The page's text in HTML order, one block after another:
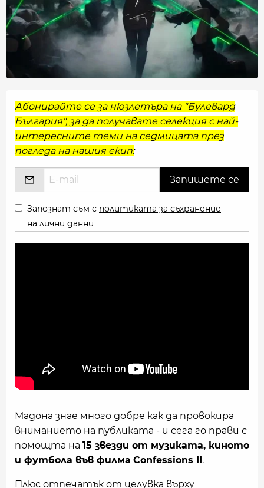
Абонирайте се за нюзлетъра на "Булевард
България", за да получавате селекция с най-
интересните теми на седмицата през
погледа на нашия екип:
Запознат съм с политиката за съхранение
на лични данни
Мадона знае много добре как да провокира
вниманието на публиката - и сега го прави с
помощта на 15 звезди от музиката, киното
и футбола във филма Confessions II.
Плюс отпечатък от целувка върху